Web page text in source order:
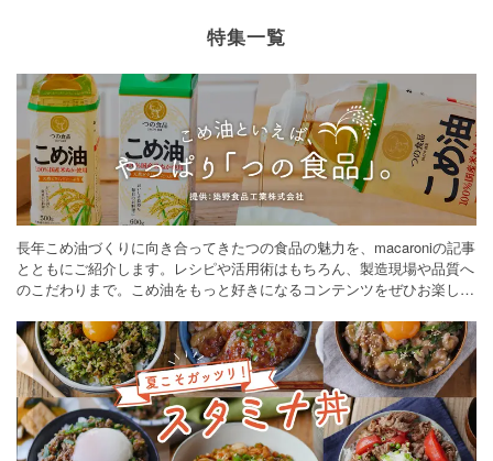
特集一覧
長年こめ油づくりに向き合ってきたつの食品の魅力を、macaroniの記事
とともにご紹介します。レシピや活用術はもちろん、製造現場や品質へ
のこだわりまで。こめ油をもっと好きになるコンテンツをぜひお楽しみ